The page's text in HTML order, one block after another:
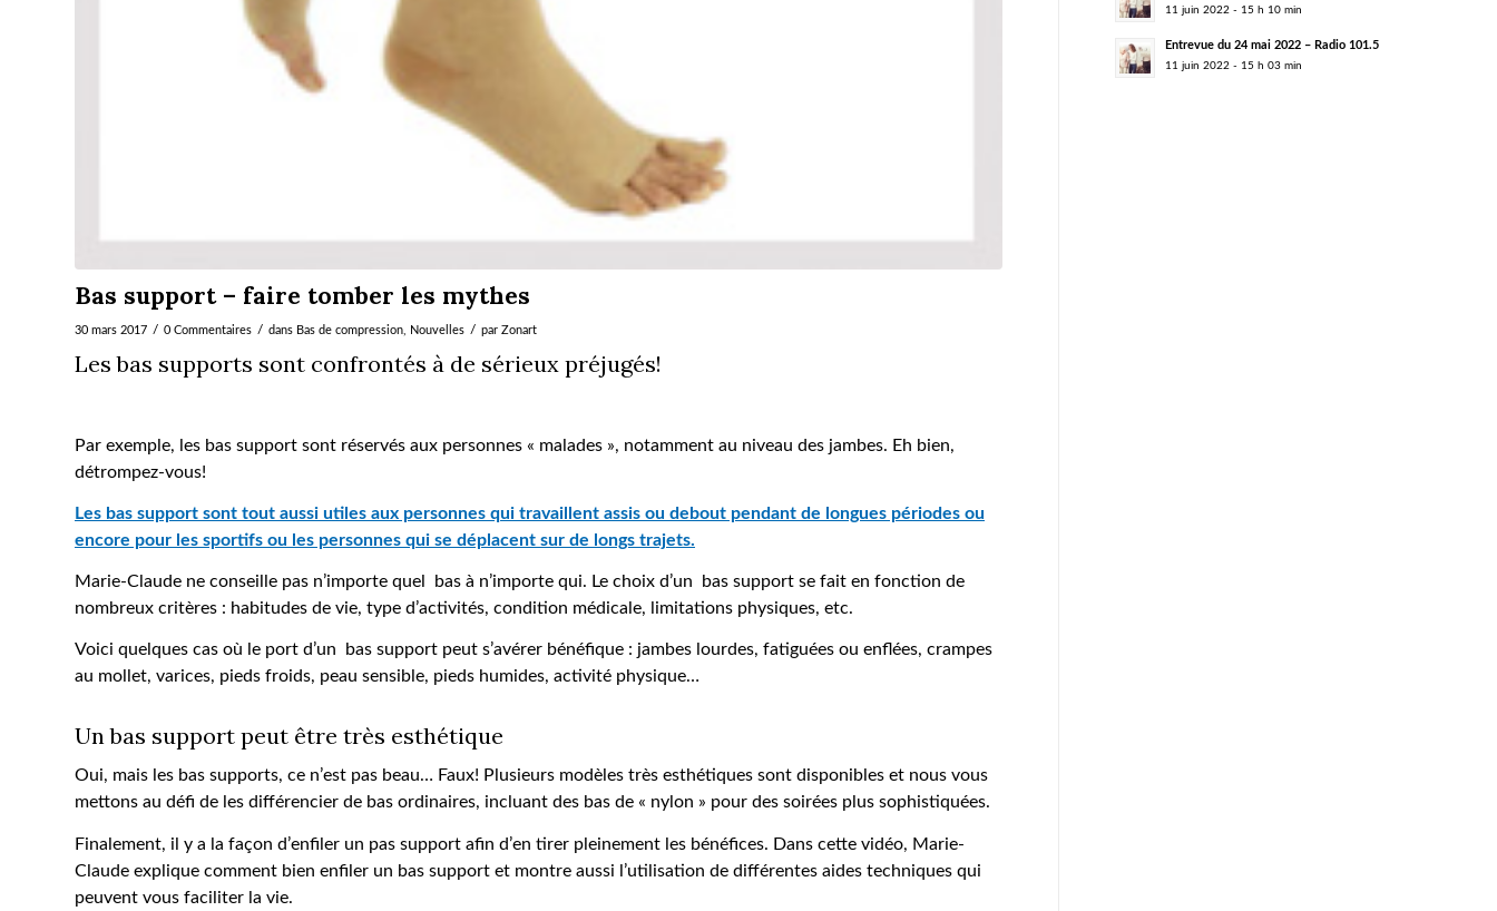
Bas support – faire tomber les mythes
30 mars 2017 / 0 Commentaires / dans Bas de compression, Nouvelles / par Zonart
Les bas supports sont confrontés à de sérieux préjugés!
Par exemple, les bas support sont réservés aux personnes « malades », notamment au niveau des jambes. Eh bien,
détrompez-vous!
Les bas support sont tout aussi utiles aux personnes qui travaillent assis ou debout pendant de longues périodes ou
encore pour les sportifs ou les personnes qui se déplacent sur de longs trajets.
Marie-Claude ne conseille pas n’importe quel bas à n’importe qui. Le choix d’un bas support se fait en fonction de
nombreux critères : habitudes de vie, type d’activités, condition médicale, limitations physiques, etc.
Voici quelques cas où le port d’un bas support peut s’avérer bénéfique : jambes lourdes, fatiguées ou enflées, crampes
au mollet, varices, pieds froids, peau sensible, pieds humides, activité physique…
Un bas support peut être très esthétique
Oui, mais les bas supports, ce n’est pas beau… Faux! Plusieurs modèles très esthétiques sont disponibles et nous vous
mettons au défi de les différencier de bas ordinaires, incluant des bas de « nylon » pour des soirées plus sophistiquées.
Finalement, il y a la façon d’enfiler un pas support afin d’en tirer pleinement les bénéfices. Dans cette vidéo, Marie-
Claude explique comment bien enfiler un bas support et montre aussi l’utilisation de différentes aides techniques qui
peuvent vous faciliter la vie.
11 juin 2022 - 15 h 10 min
Entrevue du 24 mai 2022 – Radio 101.5
11 juin 2022 - 15 h 03 min